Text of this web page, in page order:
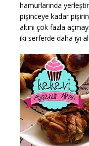
hamurlarında
pişinceye kadar
altını çok fazla
iki serferde daha iyi